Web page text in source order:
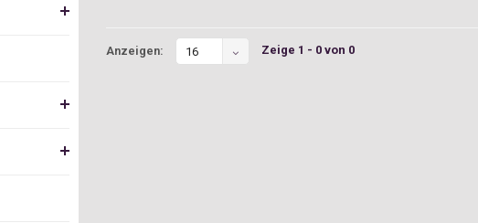
Anzeigen: 16 Zeige 1 - 0 von 0